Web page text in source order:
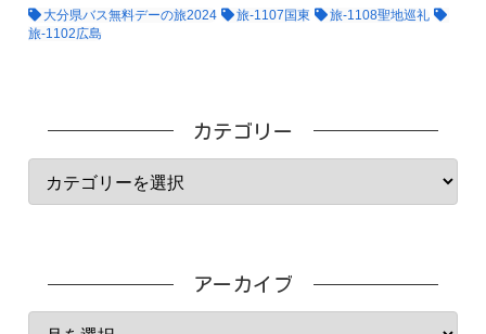
大分県バス無料デーの旅2024 旅-1107国東
旅-1108聖地巡礼
旅-1102広島
カテゴリー
アーカイブ